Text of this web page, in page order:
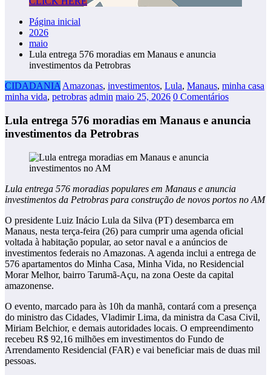
Página inicial
2026
maio
Lula entrega 576 moradias em Manaus e anuncia
investimentos da Petrobras
CIDADANIA Amazonas, investimentos, Lula, Manaus, minha casa
minha vida, petrobras admin maio 25, 2026 0 Comentários
Lula entrega 576 moradias em Manaus e anuncia
investimentos da Petrobras
Lula entrega 576 moradias populares em Manaus e anuncia
investimentos da Petrobras para construção de novos portos no AM
O presidente Luiz Inácio Lula da Silva (PT) desembarca em
Manaus, nesta terça-feira (26) para cumprir uma agenda oficial
voltada à habitação popular, ao setor naval e a anúncios de
investimentos federais no Amazonas. A agenda inclui a entrega de
576 apartamentos do Minha Casa, Minha Vida, no Residencial
Morar Melhor, bairro Tarumã-Açu, na zona Oeste da capital
amazonense.
O evento, marcado para às 10h da manhã, contará com a presença
do ministro das Cidades, Vladimir Lima, da ministra da Casa Civil,
Miriam Belchior, e demais autoridades locais. O empreendimento
recebeu R$ 92,16 milhões em investimentos do Fundo de
Arrendamento Residencial (FAR) e vai beneficiar mais de duas mil
pessoas.